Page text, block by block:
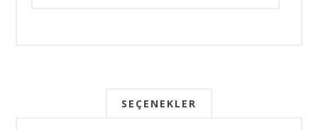
SEÇENEKLER